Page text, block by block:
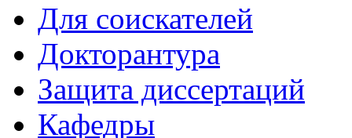
Для соискателей
Докторантура
Защита диссертаций
Кафедры